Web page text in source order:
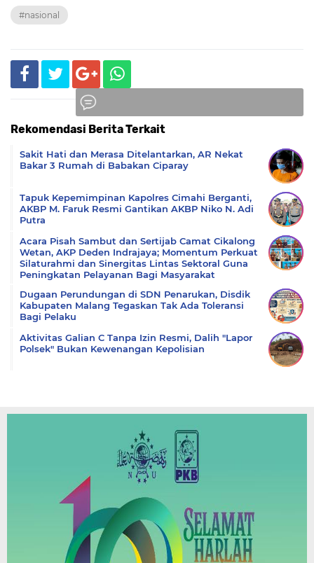
#nasional
Rekomendasi Berita Terkait
Sakit Hati dan Merasa Ditelantarkan, AR Nekat
Bakar 3 Rumah di Babakan Ciparay
Tapuk Kepemimpinan Kapolres Cimahi Berganti,
AKBP M. Faruk Resmi Gantikan AKBP Niko N. Adi
Putra
Acara Pisah Sambut dan Sertijab Camat Cikalong
Wetan, AKP Deden Indrajaya; Momentum Perkuat
Silaturahmi dan Sinergitas Lintas Sektoral Guna
Peningkatan Pelayanan Bagi Masyarakat
Dugaan Perundungan di SDN Penarukan, Disdik
Kabupaten Malang Tegaskan Tak Ada Toleransi
Bagi Pelaku
Aktivitas Galian C Tanpa Izin Resmi, Dalih "Lapor
Polsek" Bukan Kewenangan Kepolisian